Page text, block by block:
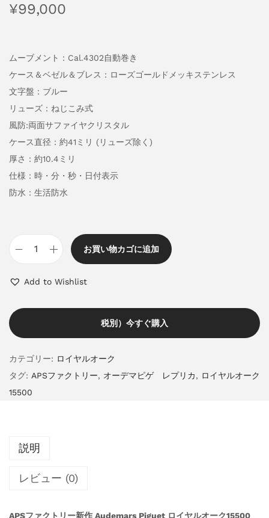
¥99,000
ムーブメント：Cal.4302自動巻き
ケース＆ベゼル＆ブレス：ローズゴールドメッキステンレス
文字盤：ブルー
リューズ：ねじこみ式
風防:両面サファイヤクリスタル
ケース直径：約41ミリ (リューズ除く)
厚さ：約10.4ミリ
仕様：時・分・秒・日付表示
防水：生活防水
お買い物カゴに追加
Add to Wishlist
税別）今すぐ購入
カテゴリー: ロイヤルオーク
タグ: APSファクトリー, オーデマピゲ レプリカ, ロイヤルオーク
15500
説明
レビュー (0)
APSファクトリー新作 Audemars Piguet ロイヤルオーク15500